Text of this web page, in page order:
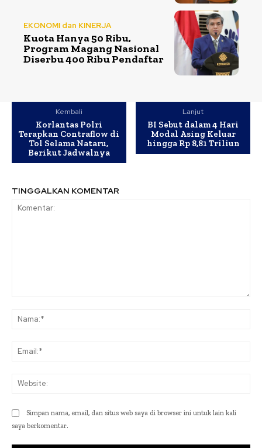
EKONOMI dan KINERJA
Kuota Hanya 50 Ribu,
Program Magang Nasional
Diserbu 400 Ribu Pendaftar
Kembali
Korlantas Polri
Terapkan Contraflow di
Tol Selama Nataru,
Berikut Jadwalnya
Lanjut
BI Sebut dalam 4 Hari
Modal Asing Keluar
hingga Rp 8,81 Triliun
TINGGALKAN KOMENTAR
Simpan nama, email, dan situs web saya di browser ini untuk lain kali
saya berkomentar.